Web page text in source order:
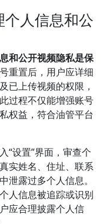
人信息和公
和公开视频隐私是保
重置后，用户应详细
已上传视频的权限，
过程不仅能增强账号
权益，符合油管平台
“设置”界面，审查个
实姓名、住址、联系
泄露过多个人信息。
人信息被追踪或识别
应合理披露个人信